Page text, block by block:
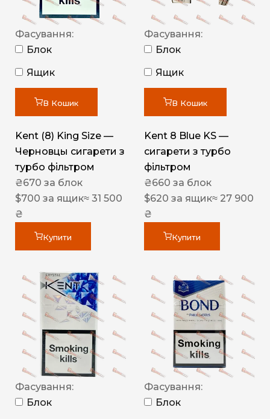
Фасування:
Блок
Ящик
В Кошик
Kent (8) King Size —
Черновцы сигарети з
турбо фільтром
₴670 за блок
$700 за ящик≈ 31 500
₴
Купити
Фасування:
Блок
Ящик
В Кошик
Kent 8 Blue KS —
сигарети з турбо
фільтром
₴660 за блок
$620 за ящик≈ 27 900
₴
Купити
Фасування:
Блок
Фасування:
Блок